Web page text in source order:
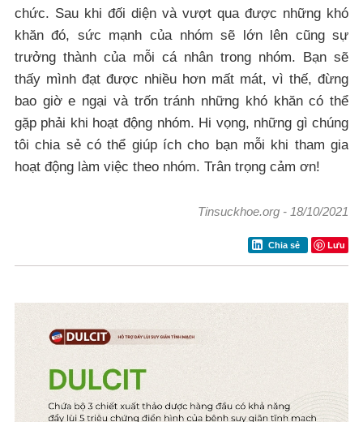
chức. Sau khi đối diện và vượt qua được những khó
khăn đó, sức mạnh của nhóm sẽ lớn lên cũng sự
trưởng thành của mỗi cá nhân trong nhóm. Bạn sẽ
thấy mình đạt được nhiều hơn mất mát, vì thế, đừng
bao giờ e ngại và trốn tránh những khó khăn có thể
gặp phải khi hoạt động nhóm. Hi vọng, những gì chúng
tôi chia sẻ có thể giúp ích cho bạn mỗi khi tham gia
hoạt động làm việc theo nhóm. Trân trọng cảm ơn!
Tinsuckhoe.org - 18/10/2021
Chia sẻ Lưu